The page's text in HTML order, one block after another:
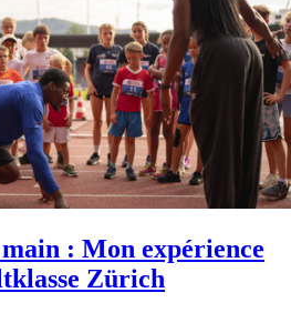
: Mon expérience
Zürich